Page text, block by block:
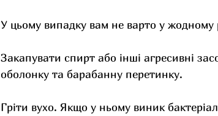
У цьому випадку вам не варто у жодному
Закапувати спирт або інші агресивні
оболонку та барабанну перетинку.
Гріти вухо. Якщо у ньому виник